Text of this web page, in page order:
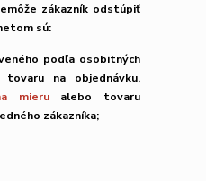
zákazník odstúpiť
sú:
podľa osobitných
tovaru na objednávku,
mierualebo tovaru
zákazníka;